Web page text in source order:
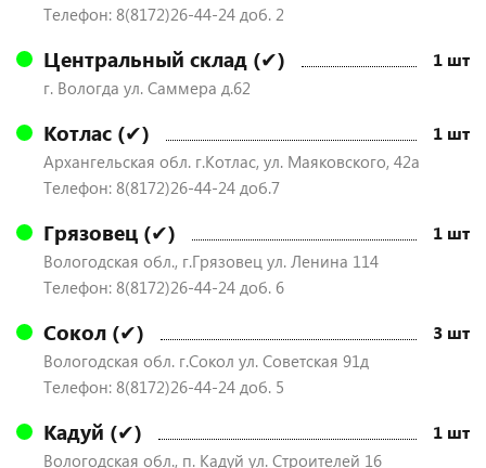
Телефон: 8(8172)26-44-24 доб. 2
Центральный склад (✔) 1 шт
г. Вологда ул. Саммера д.62
Котлас (✔) 1 шт
Архангельская обл. г.Котлас, ул. Маяковского, 42а
Телефон: 8(8172)26-44-24 доб.7
Грязовец (✔) 1 шт
Вологодская обл., г.Грязовец ул. Ленина 114
Телефон: 8(8172)26-44-24 доб. 6
Сокол (✔) 3 шт
Вологодская обл. г.Сокол ул. Советская 91д
Телефон: 8(8172)26-44-24 доб. 5
Кадуй (✔) 1 шт
Вологодская обл., п. Кадуй ул. Строителей 16